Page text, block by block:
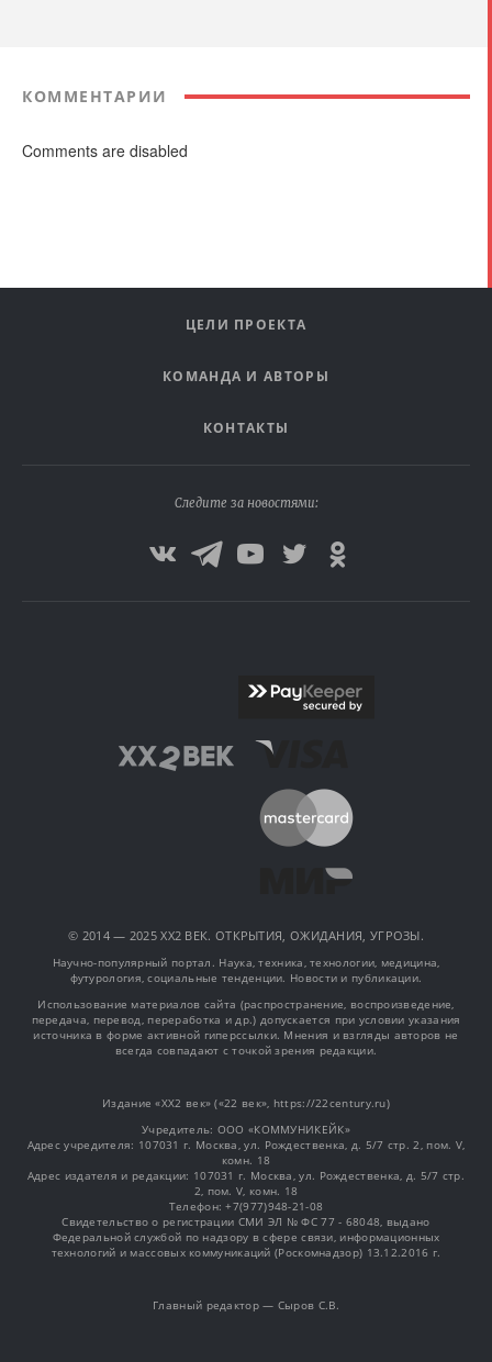
КОММЕНТАРИИ
Comments are disabled
ЦЕЛИ ПРОЕКТА
КОМАНДА И АВТОРЫ
КОНТАКТЫ
Следите за новостями:
© 2014 — 2025 XX2 ВЕК. ОТКРЫТИЯ, ОЖИДАНИЯ, УГРОЗЫ.
Научно-популярный портал. Наука, техника, технологии, медицина,
футурология, социальные тенденции. Новости и публикации.
Использование материалов сайта (распространение, воспроизведение,
передача, перевод, переработка и др.) допускается при условии указания
источника в форме активной гиперссылки. Мнения и взгляды авторов не
всегда совпадают с точкой зрения редакции.
Издание «XX2 век» («22 век», https://22century.ru)
Учредитель: OOO «КОММУНИКЕЙК»
Адрес учредителя: 107031 г. Москва, ул. Рождественка, д. 5/7 стр. 2, пом. V,
комн. 18
Адрес издателя и редакции: 107031 г. Москва, ул. Рождественка, д. 5/7 стр.
2, пом. V, комн. 18
Телефон: +7(977)948-21-08
Свидетельство о регистрации СМИ ЭЛ № ФС 77 - 68048, выдано
Федеральной службой по надзору в сфере связи, информационных
технологий и массовых коммуникаций (Роскомнадзор) 13.12.2016 г.
Главный редактор — Сыров С.В.